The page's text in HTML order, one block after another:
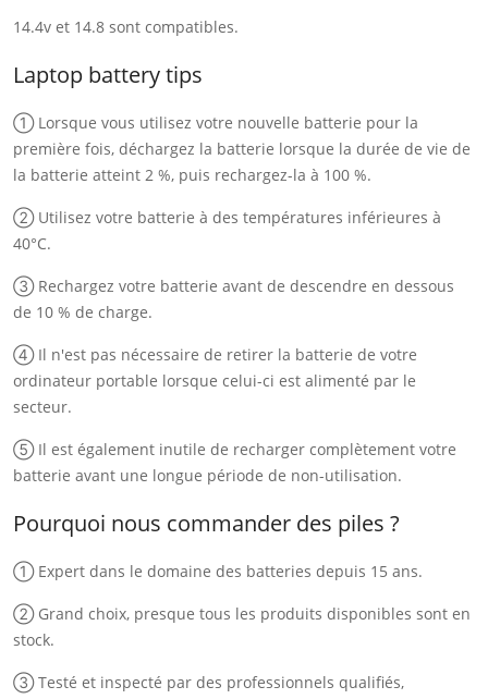
14.4v et 14.8 sont compatibles.
Laptop battery tips
① Lorsque vous utilisez votre nouvelle batterie pour la
première fois, déchargez la batterie lorsque la durée de vie de
la batterie atteint 2 %, puis rechargez-la à 100 %.
② Utilisez votre batterie à des températures inférieures à
40°C.
③ Rechargez votre batterie avant de descendre en dessous
de 10 % de charge.
④ Il n'est pas nécessaire de retirer la batterie de votre
ordinateur portable lorsque celui-ci est alimenté par le
secteur.
⑤ Il est également inutile de recharger complètement votre
batterie avant une longue période de non-utilisation.
Pourquoi nous commander des piles ?
① Expert dans le domaine des batteries depuis 15 ans.
② Grand choix, presque tous les produits disponibles sont en
stock.
③ Testé et inspecté par des professionnels qualifiés,